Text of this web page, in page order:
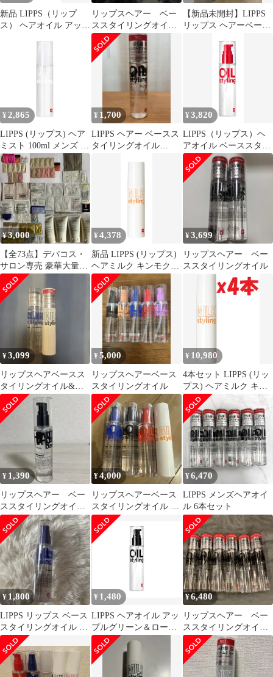
新品 LIPPS（リップ
ス） ヘアオイル アップ
トメント メンズ 100ml
リップスヘアー ベー
ススタイリングオイル
ミスト 100ml 2本セッ
ト
【新品未開封】LIPPS
リップス ヘアーベース
¥ 2,865
LIPPS (リップス) ヘア
ミスト 100ml メンズ 洗
い流さないトリートメ
ント ヘアオイル レディ
ース さら髪 ノーセット
風ヘア スタイリング長
持ち
¥ 1,700
LIPPS ヘアー ベースス
タイリングオイル
¥3,820
LIPPS（リップス）ヘ
アオイル ベーススタイ
リングオイル 無香料 洗
い流さない
¥3,000
【全73点】デパコス・
サロン専売 豪華大量セ
ット！イプサ・マルジ
ェラ・スリー他
¥4,378
新品 LIPPS (リップス)
ヘアミルク キンモクセ
イの香り 95g 洗い流さ
ないトリートメント サ
ロン 美容室
¥3,699
リップスヘアー ベー
ススタイリングオイル
¥3,099
リップスヘアベースス
タイリングオイル&ミ
ルク
¥5,000
リップスヘアーベース
スタイリングオイル
¥ 10,980
4本セット LIPPS (リッ
プス) ヘアミルク キン
モクセイの香り 95g 洗
い流さないトリートメ
ント サロン 美容室
2c6-YUU
¥ 1,390
リップスヘアー ベー
ススタイリングオイ
ル （黒）アップルグ
リーン＆ローズの香り
¥4,000
リップスヘアーベース
スタイリングオイル 4
本セット
¥6,470
LIPPS メンズヘアオイ
ル 6本セット
¥ 1,800
LIPPS リップス ベース
スタイリングオイル ア
ップルグリーン＆ロー
ズ
¥ 1,480
LIPPS ヘアオイル アッ
プルグリーン＆ローズ
100ml
¥6,480
リップスヘアー ベー
ススタイリングオイ
ル 100ml×6個セット